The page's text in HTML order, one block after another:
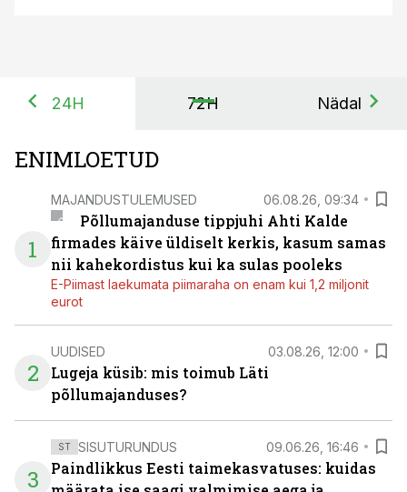
24H 72H Nädal
ENIMLOETUD
1
MAJANDUSTULEMUSED 06.08.26, 09:34
Põllumajanduse tippjuhi Ahti Kalde
firmades käive üldiselt kerkis, kasum samas
nii kahekordistus kui ka sulas pooleks
E-Piimast laekumata piimaraha on enam kui 1,2 miljonit
eurot
2
UUDISED 03.08.26, 12:00
Lugeja küsib: mis toimub Läti
põllumajanduses?
3
ST SISUTURUNDUS 09.06.26, 16:46
Paindlikkus Eesti taimekasvatuses: kuidas